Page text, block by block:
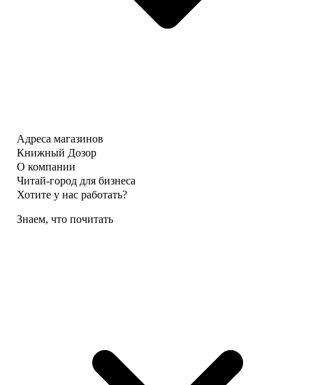
Адреса магазинов
Книжный Дозор
О компании
Читай-город для бизнеса
Хотите у нас работать?
Знаем, что почитать